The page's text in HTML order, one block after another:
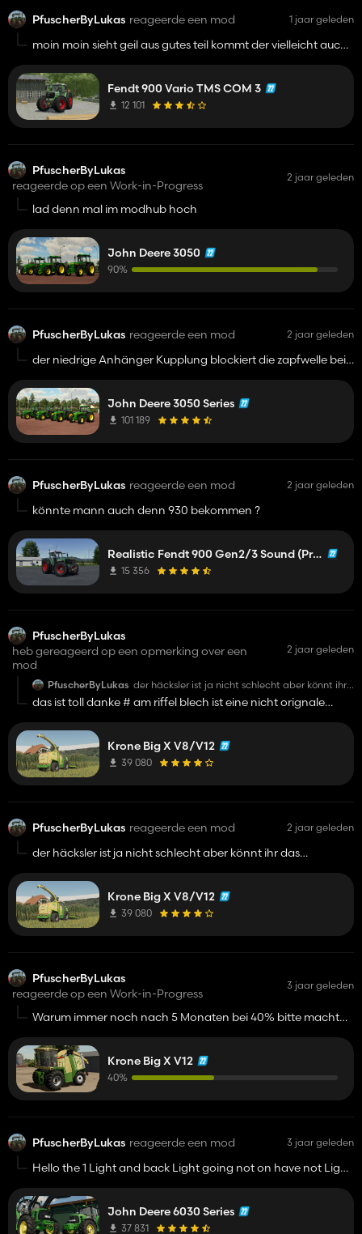
PfuscherByLukas reageerde een mod 1 jaar geleden
moin moin sieht geil aus gutes teil kommt der vielleicht auch
frage habe ich noch ich schreib dich mal an
Fendt 900 Vario TMS COM 3
12 101
PfuscherByLukas
reageerde op een Work-in-Progress
2 jaar geleden
lad denn mal im modhub hoch
John Deere 3050
90%
PfuscherByLukas reageerde een mod 2 jaar geleden
der niedrige Anhänger Kupplung blockiert die zapfwelle bei
John Deere 3050 Series
101 189
PfuscherByLukas reageerde een mod 2 jaar geleden
könnte mann auch denn 930 bekommen ?
Realistic Fendt 900 Gen2/3 Sound (Prefab)
15 356
PfuscherByLukas
heb gereageerd op een opmerking over een
mod
2 jaar geleden
PfuscherByLukas der häcksler ist ja nicht schlecht aber könnt ihr
das schneidwerks wackeln fixen und hinten
gehen lichter nicht sowie aufkleber untern
das ist toll danke # am riffel blech ist eine nicht orignale
Krone Big X V8/V12
39 080
PfuscherByLukas reageerde een mod 2 jaar geleden
der häcksler ist ja nicht schlecht aber könnt ihr das
sowie aufkleber untern gewicht weg etc
Krone Big X V8/V12
39 080
PfuscherByLukas
reageerde op een Work-in-Progress
3 jaar geleden
Warum immer noch nach 5 Monaten bei 40% bitte macht
Krone Big X V12
40%
PfuscherByLukas reageerde een mod 3 jaar geleden
Hello the 1 Light and back Light going not on have not Light
John Deere 6030 Series
37 831